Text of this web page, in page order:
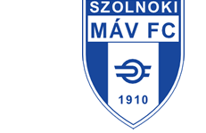
nem tud az adott mérkőzésre
esetben a vendéglátó klub
kiterjedő tájékoztatást, így
keressék fel az ellenfél
tájékozódjanak a bejutás
Előre minden tőle telhetőt
szurkolói és az érdeklődők
kapjanak, de önhibánkon